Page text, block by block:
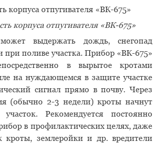
корпуса отпугивателя «ВК-675»
может выдержать дождь, снегопад
при поливе участка. Прибор «ВК-675»
в вырытое кротами
на нуждающемся в защите участке
сигнал прямо в почву. Через
(обычно 2-3 недели) кроты начнут
Рекомендуется постоянно
в профилактических целях, даже
кроты, землеройки и др. вредители